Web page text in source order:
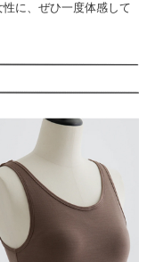
に、ぜひ一度体感して